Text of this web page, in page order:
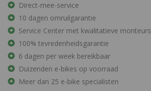
Direct-mee-service
10 dagen omruilgarantie
Service Center met kwalitatieve monteurs
100% tevredenheidsgarantie
6 dagen per week bereikbaar
Duizenden e-bikes op voorraad
Meer dan 25 e-bike specialisten